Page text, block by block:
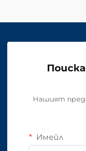
Нашият
Имейл